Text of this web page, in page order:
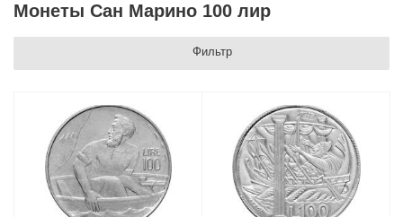
Монеты Сан Марино 100 лир
Фильтр